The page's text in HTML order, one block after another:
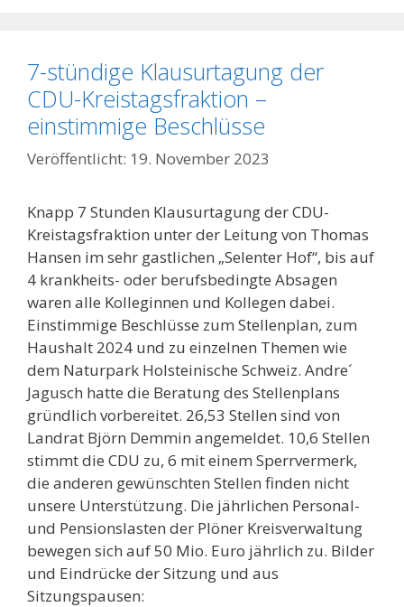
7-stündige Klausurtagung der
CDU-Kreistagsfraktion –
einstimmige Beschlüsse
19. November 2023
Knapp 7 Stunden Klausurtagung der CDU-
Kreistagsfraktion unter der Leitung von Thomas
Hansen im sehr gastlichen „Selenter Hof“, bis auf
4 krankheits- oder berufsbedingte Absagen
waren alle Kolleginnen und Kollegen dabei.
Einstimmige Beschlüsse zum Stellenplan, zum
Haushalt 2024 und zu einzelnen Themen wie
dem Naturpark Holsteinische Schweiz. Andre´
Jagusch hatte die Beratung des Stellenplans
gründlich vorbereitet. 26,53 Stellen sind von
Landrat Björn Demmin angemeldet. 10,6 Stellen
stimmt die CDU zu, 6 mit einem Sperrvermerk,
die anderen gewünschten Stellen finden nicht
unsere Unterstützung. Die jährlichen Personal-
und Pensionslasten der Plöner Kreisverwaltung
bewegen sich auf 50 Mio. Euro jährlich zu. Bilder
und Eindrücke der Sitzung und aus
Sitzungspausen: